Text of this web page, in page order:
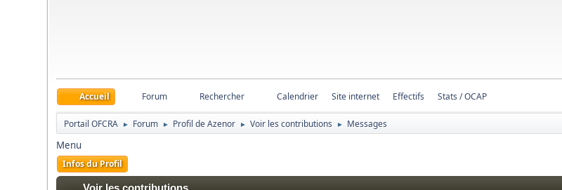
Accueil Forum Rechercher Calendrier Site internet Effectifs Stats / OCAP
Portail OFCRA ► Forum ► Profil de Azenor ► Voir les contributions ► Messages
Menu
Infos du Profil